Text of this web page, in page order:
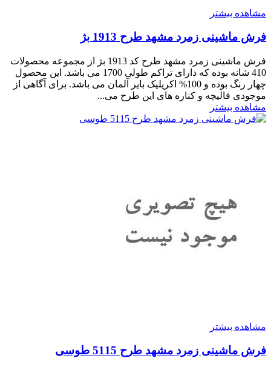
مشاهده بیشتر
فرش ماشینی زمرد مشهد طرح 1913 بژ
فرش ماشینی زمرد مشهد طرح کد 1913 بژ از مجموعه محصولات
410 شانه بوده که دارای تراکم طولی 1700 می باشد. این محصول
چهار رنگ بوده و 100% اکریلیک بایر آلمان می باشد. برای آگاهی از
موجودی قالیچه و کناره های این طرح می...
مشاهده بیشتر
مشاهده بیشتر
فرش ماشینی زمرد مشهد طرح 5115 طوسی